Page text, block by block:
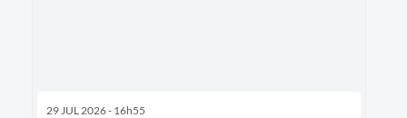
29 JUL 2026 - 16h55